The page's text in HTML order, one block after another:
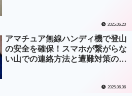
2025.06.20
アマチュア無線ハンディ機で登山
の安全を確保！スマホが繋がらな
い山での連絡方法と遭難対策のス
2025.06.06